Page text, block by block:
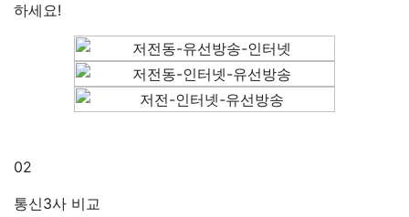
하세요!
02
통신3사 비교